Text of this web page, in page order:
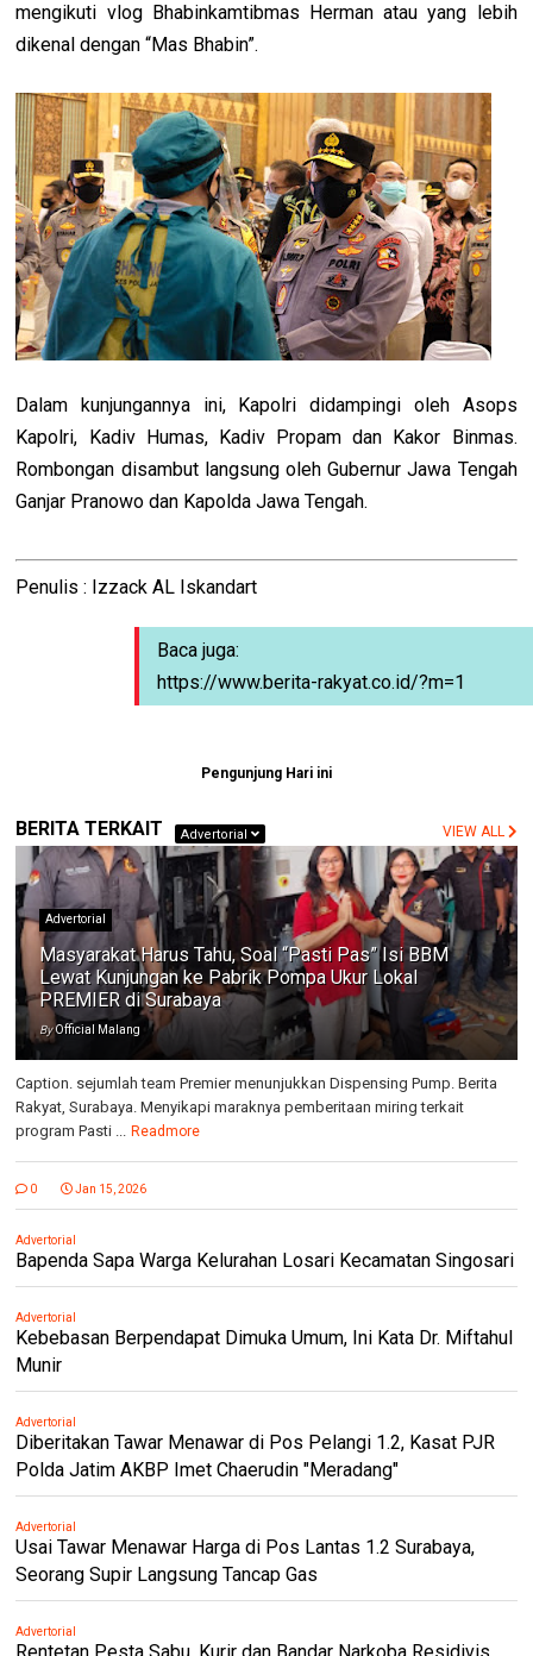
mengikuti vlog Bhabinkamtibmas Herman atau yang lebih
dikenal dengan “Mas Bhabin”.
Dalam kunjungannya ini, Kapolri didampingi oleh Asops
Kapolri, Kadiv Humas, Kadiv Propam dan Kakor Binmas.
Rombongan disambut langsung oleh Gubernur Jawa Tengah
Ganjar Pranowo dan Kapolda Jawa Tengah.
Penulis : Izzack AL Iskandart
Baca juga:
https://www.berita-rakyat.co.id/?m=1
Pengunjung Hari ini
BERITA TERKAIT Advertorial VIEW ALL
Advertorial
Masyarakat Harus Tahu, Soal “Pasti Pas” Isi BBM
Lewat Kunjungan ke Pabrik Pompa Ukur Lokal
PREMIER di Surabaya
ByOfficial Malang
Caption. sejumlah team Premier menunjukkan Dispensing Pump. Berita
Rakyat, Surabaya. Menyikapi maraknya pemberitaan miring terkait
program Pasti ... Readmore
0 Jan 15, 2026
Advertorial
Bapenda Sapa Warga Kelurahan Losari Kecamatan Singosari
Advertorial
Kebebasan Berpendapat Dimuka Umum, Ini Kata Dr. Miftahul
Munir
Advertorial
Diberitakan Tawar Menawar di Pos Pelangi 1.2, Kasat PJR
Polda Jatim AKBP Imet Chaerudin "Meradang"
Advertorial
Usai Tawar Menawar Harga di Pos Lantas 1.2 Surabaya,
Seorang Supir Langsung Tancap Gas
Advertorial